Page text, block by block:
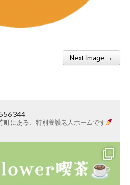
Next Image →
町にある、特別養護老人ホームです